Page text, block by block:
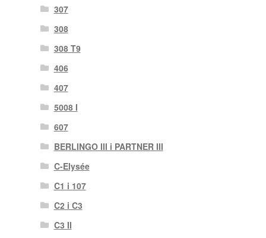
307
308
308 T9
406
407
5008 I
607
BERLINGO III i PARTNER III
C-Elysée
C1 i 107
C2 i C3
C3 II